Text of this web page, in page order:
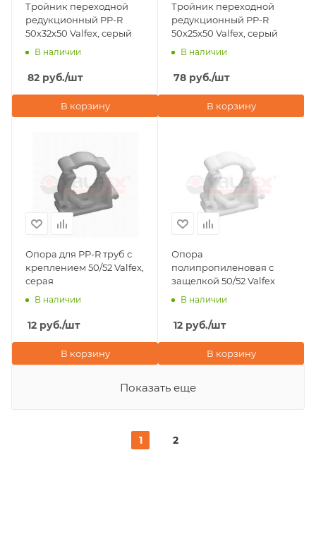
Тройник переходной
редукционный PP-R
50х32х50 Valfex, серый
В наличии
82 руб./шт
В корзину
Тройник переходной
редукционный PP-R
50х25х50 Valfex, серый
В наличии
78 руб./шт
В корзину
Опора для PP-R труб с
креплением 50/52 Valfex,
серая
В наличии
12 руб./шт
В корзину
Опора
полипропиленовая с
защелкой 50/52 Valfex
В наличии
12 руб./шт
В корзину
Показать еще
1 2